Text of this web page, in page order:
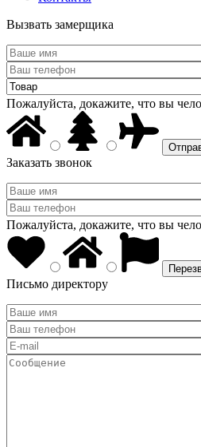
Вызвать замерщика
Пожалуйста, докажите, что вы
Заказать звонок
Пожалуйста, докажите, что вы
Письмо директору